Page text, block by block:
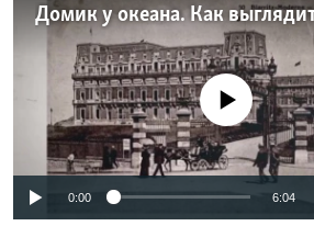
No media source currently
0:00 6:04